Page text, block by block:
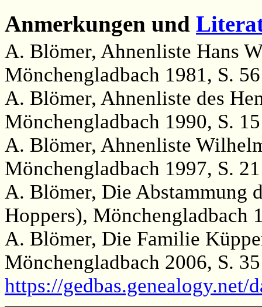
Anmerkungen und
A. Blömer, Ahnenliste Hans
Mönchengladbach 1981, S. 56
A. Blömer, Ahnenliste des
Mönchengladbach 1990, S. 15
A. Blömer, Ahnenliste
Mönchengladbach 1997, S. 21
A. Blömer, Die Abstammung
Hoppers), Mönchengladbach
A. Blömer, Die Familie
Mönchengladbach 2006, S. 35
https://gedbas.genealogy.net/